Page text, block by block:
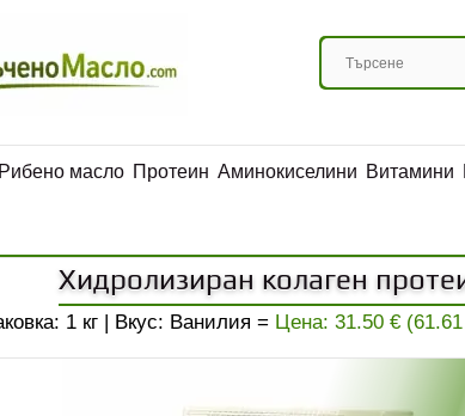
Рибено масло Протеин Аминокиселини Витамини
Хидролизиран колаген
1 кг | Вкус: Ванилия = Цена: 31.50 €